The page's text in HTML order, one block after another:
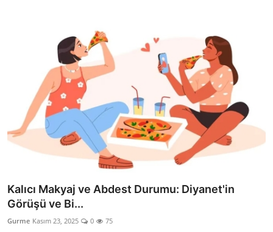
Kalıcı Makyaj ve Abdest Durumu: Diyanet'in
Görüşü ve Bi...
Gurme Kasım 23, 2025 0 75